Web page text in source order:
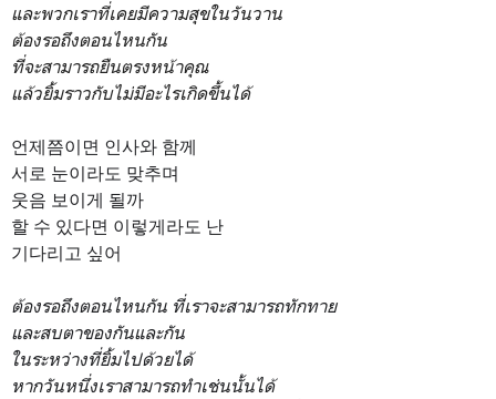
และพวกเราที่เคยมีความสุขในวันวาน
ต้องรอถึงตอนไหนกัน
ที่จะสามารถยืนตรงหน้าคุณ
แล้วยิ้มราวกับไม่มีอะไรเกิดขึ้นได้
언제쯤이면 인사와 함께
서로 눈이라도 맞추며
웃음 보이게 될까
할 수 있다면 이렇게라도 난
기다리고 싶어
ต้องรอถึงตอนไหนกัน ที่เราจะสามารถทักทาย
และสบตาของกันและกัน
ในระหว่างที่ยิ้มไปด้วยได้
หากวันหนึ่งเราสามารถทำเช่นนั้นได้